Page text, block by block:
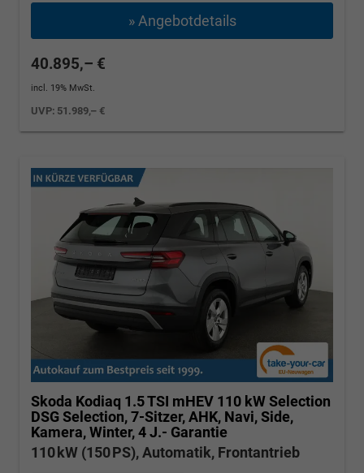
» Angebotdetails
40.895,– €
incl. 19% MwSt.
UVP: 51.989,– €
Skoda Kodiaq 1.5 TSI mHEV 110 kW Selection
DSG Selection, 7-Sitzer, AHK, Navi, Side,
Kamera, Winter, 4 J.- Garantie
110 kW (150 PS), Automatik, Frontantrieb